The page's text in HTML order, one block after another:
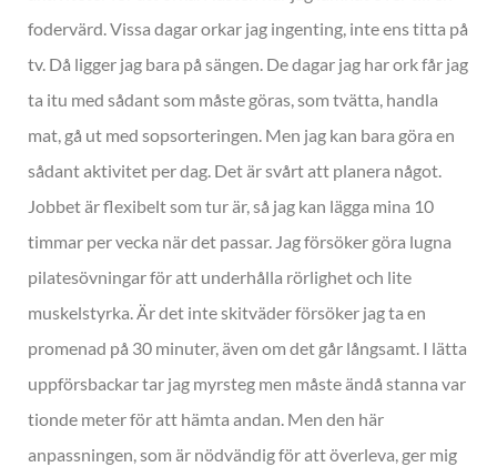
fodervärd. Vissa dagar orkar jag ingenting, inte ens titta på
tv. Då ligger jag bara på sängen. De dagar jag har ork får jag
ta itu med sådant som måste göras, som tvätta, handla
mat, gå ut med sopsorteringen. Men jag kan bara göra en
sådant aktivitet per dag. Det är svårt att planera något.
Jobbet är flexibelt som tur är, så jag kan lägga mina 10
timmar per vecka när det passar. Jag försöker göra lugna
pilatesövningar för att underhålla rörlighet och lite
muskelstyrka. Är det inte skitväder försöker jag ta en
promenad på 30 minuter, även om det går långsamt. I lätta
uppförsbackar tar jag myrsteg men måste ändå stanna var
tionde meter för att hämta andan. Men den här
anpassningen, som är nödvändig för att överleva, ger mig